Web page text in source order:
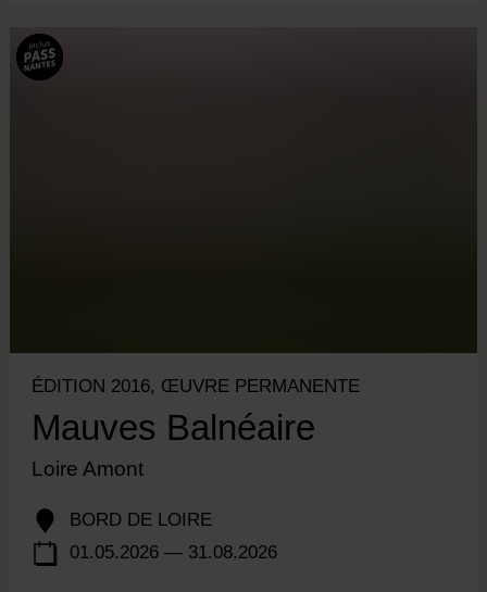
ÉDITION 2016, ŒUVRE PERMANENTE
Mauves Balnéaire
Loire Amont
BORD DE LOIRE
01.05.2026 — 31.08.2026